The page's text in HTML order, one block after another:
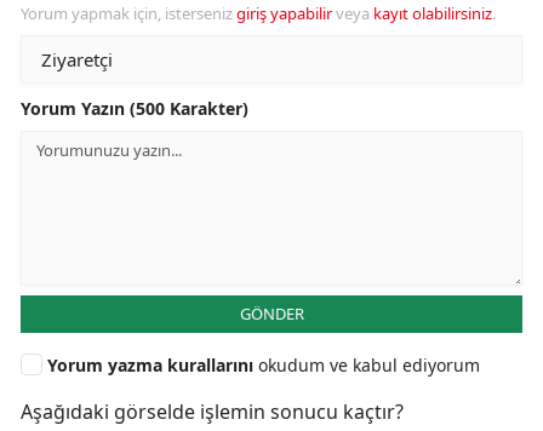
Yorum yapmak için, istersenizgiriş yapabilirveya kayıt olabilirsiniz.
Yorum Yazın (500 Karakter)
GÖNDER
Yorum yazma kurallarını okudum ve kabul ediyorum
Aşağıdaki görselde işlemin sonucu kaçtır?